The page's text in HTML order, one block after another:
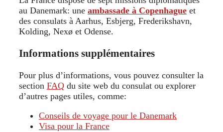
au Danemark: une ambassade à Copenhague et
des consulats à Aarhus, Esbjerg, Frederikshavn,
Kolding, Nexø et Odense.
Informations supplémentaires
Pour plus d’informations, vous pouvez consulter la
section FAQ du site web du consulat ou explorer
d’autres pages utiles, comme:
Conseils de voyage pour le Danemark
Visa pour la France